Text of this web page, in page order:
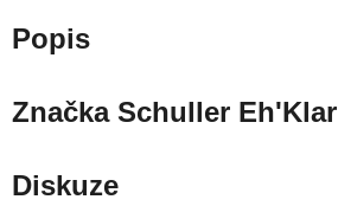
Popis
ZnačkaSchuller Eh'Klar
Diskuze